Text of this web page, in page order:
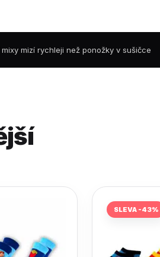
mixy mizí rychleji než ponožky v sušičce
SLEVA -43%